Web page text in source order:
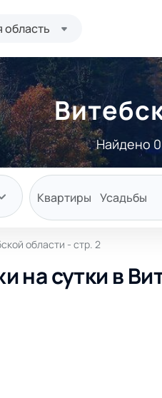
область
Найдено
Квартиры Усадьбы
области - стр. 2
на сутки в